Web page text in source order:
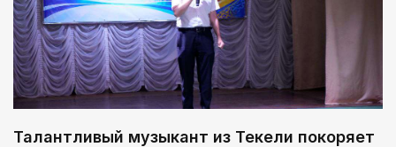
Талантливый музыкант из Текели покоряет